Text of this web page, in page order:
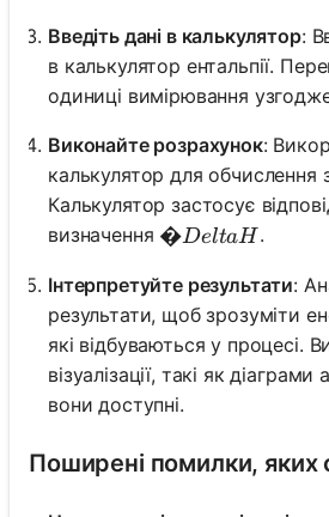
Введіть дані в калькулятор:
в калькулятор ентальпії.
одиниці вимірювання
Виконайте розрахунок:
калькулятор для обчислення
Калькулятор застосує
визначення �Delta H
�DeltaH .
Інтерпретуйте результати:
результати, щоб зрозуміти
які відбуваються у процесі.
візуалізації, такі як
вони доступні.
Поширені помилки, яких